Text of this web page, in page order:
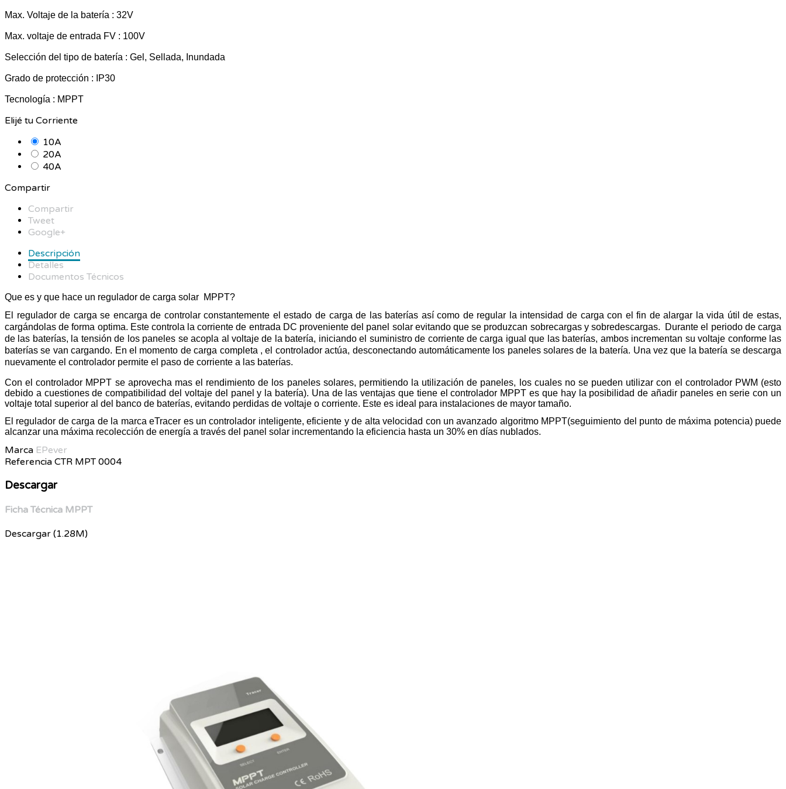
Max. Voltaje de la batería : 32V
Max. voltaje de entrada FV : 100V
Selección del tipo de batería : Gel, Sellada, Inundada
Grado de protección : IP30
Tecnología : MPPT
Elijé tu Corriente
10A
20A
40A
Compartir
Compartir
Tweet
Google+
Descripción
Detalles
Documentos Técnicos
Que es y que hace un regulador de carga solar MPPT?
El regulador de carga se encarga de controlar constantemente el estado de carga de las baterías así como de regular la intensidad de carga con el fin de alargar la vida útil de estas,
cargándolas de forma optima. Este controla la corriente de entrada DC proveniente del panel solar evitando que se produzcan sobrecargas y sobredescargas. Durante el periodo de carga
de las baterías, la tensión de los paneles se acopla al voltaje de la batería, iniciando el suministro de corriente de carga igual que las baterías, ambos incrementan su voltaje conforme las
baterías se van cargando. En el momento de carga completa , el controlador actúa, desconectando automáticamente los paneles solares de la batería. Una vez que la batería se descarga
nuevamente el controlador permite el paso de corriente a las baterías.
Con el controlador MPPT se aprovecha mas el rendimiento de los paneles solares, permitiendo la utilización de paneles, los cuales no se pueden utilizar con el controlador PWM (esto
debido a cuestiones de compatibilidad del voltaje del panel y la batería). Una de las ventajas que tiene el controlador MPPT es que hay la posibilidad de añadir paneles en serie con un
voltaje total superior al del banco de baterías, evitando perdidas de voltaje o corriente. Este es ideal para instalaciones de mayor tamaño.
El regulador de carga de la marca eTracer es un controlador inteligente, eficiente y de alta velocidad con un avanzado algoritmo MPPT(seguimiento del punto de máxima potencia) puede
alcanzar una máxima recolección de energía a través del panel solar incrementando la eficiencia hasta un 30% en días nublados.
Marca EPever
Referencia CTR MPT 0004
Descargar
Ficha Técnica MPPT
Descargar (1.28M)